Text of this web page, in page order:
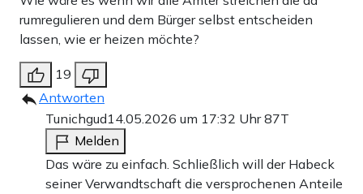
rumregulieren und dem Bürger selbst entscheiden
lassen, wie er heizen möchte?
19
Antworten
Tunichgud14.05.2026 um 17:32 Uhr87T
Melden
Das wäre zu einfach. Schließlich will der Habeck
seiner Verwandtschaft die versprochenen Anteile